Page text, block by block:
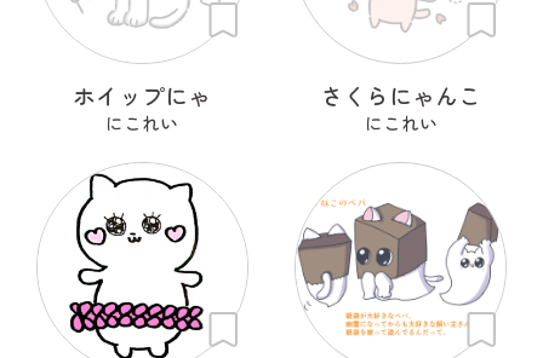
ホイップにゃ
にこれい
さくらにゃんこ
にこれい